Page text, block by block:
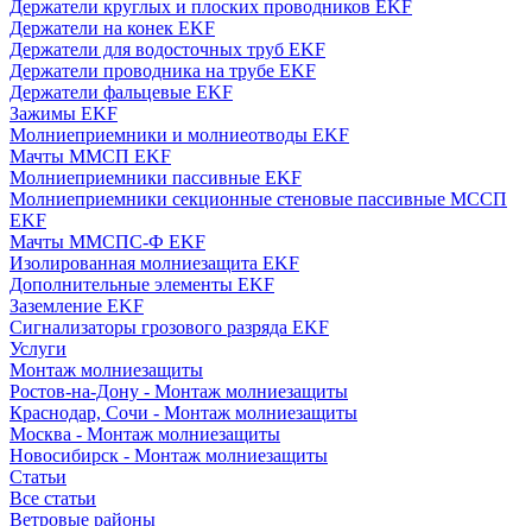
Держатели круглых и плоских проводников EKF
Держатели на конек EKF
Держатели для водосточных труб EKF
Держатели проводника на трубе EKF
Держатели фальцевые EKF
Зажимы EKF
Молниеприемники и молниеотводы EKF
Мачты ММСП EKF
Молниеприемники пассивные EKF
Молниеприемники секционные стеновые пассивные МССП
EKF
Мачты ММСПС-Ф EKF
Изолированная молниезащита EKF
Дополнительные элементы EKF
Заземление EKF
Сигнализаторы грозового разряда EKF
Услуги
Монтаж молниезащиты
Ростов-на-Дону - Монтаж молниезащиты
Краснодар, Сочи - Монтаж молниезащиты
Москва - Монтаж молниезащиты
Новосибирск - Монтаж молниезащиты
Статьи
Все статьи
Ветровые районы